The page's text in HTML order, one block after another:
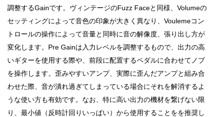
調整するGainです。ヴィンテージのFuzz Faceと同様、Volumeの
セッティングによって音色の印象が大きく異なり、Voulemeコン
トロールの操作によって音量と同時に音の解像度、張り出し方が
変化します。Pre Gainは入力レベルを調整するもので、出力の高
いギターを使用する際や、前段に配置するペダルに合わせてノブ
を操作します。歪みやすいアンプ、実際に歪んだアンプと組み合
わせた際、音が潰れ過ぎてしまっている場合にそれを解消するよ
うな使い方も有効です。なお、特に高い出力の機材を繋げない限
り、最小値（反時計回りいっぱい）から使用することをを推奨し